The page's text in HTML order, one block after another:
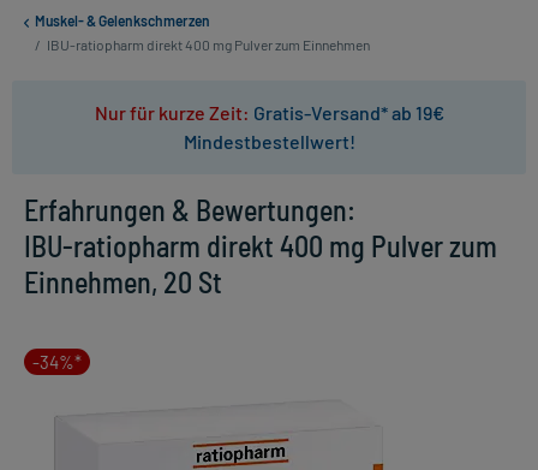
Muskel- & Gelenkschmerzen
/ IBU-ratiopharm direkt 400 mg Pulver zum Einnehmen
Nur für kurze Zeit: Gratis-Versand* ab 19€
Mindestbestellwert!
Erfahrungen & Bewertungen:
IBU-ratiopharm direkt 400 mg Pulver zum
Einnehmen, 20 St
-34%*